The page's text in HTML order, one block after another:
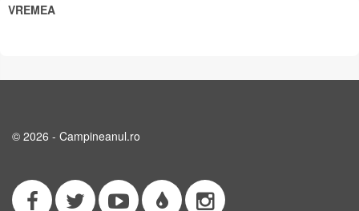
VREMEA
© 2026 - Campineanul.ro